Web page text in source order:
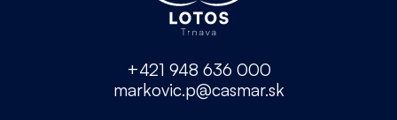
+421 948 636 000
markovic.p@casmar.sk